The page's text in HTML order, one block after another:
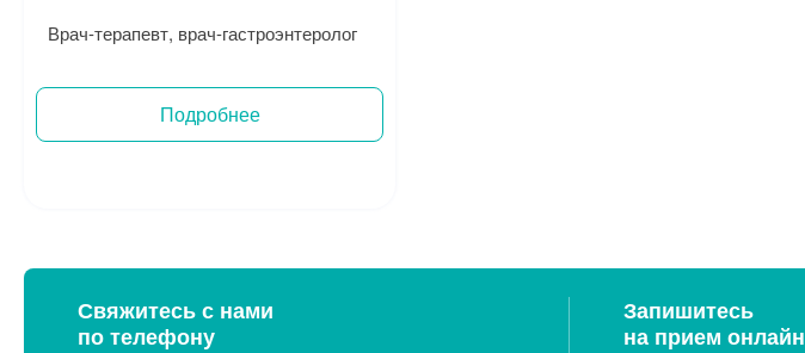
Врач-терапевт, врач-гастроэнтеролог
Записаться на прием
Подробнее
Свяжитесь с нами
по телефону
Запишитесь
на прием онлайн